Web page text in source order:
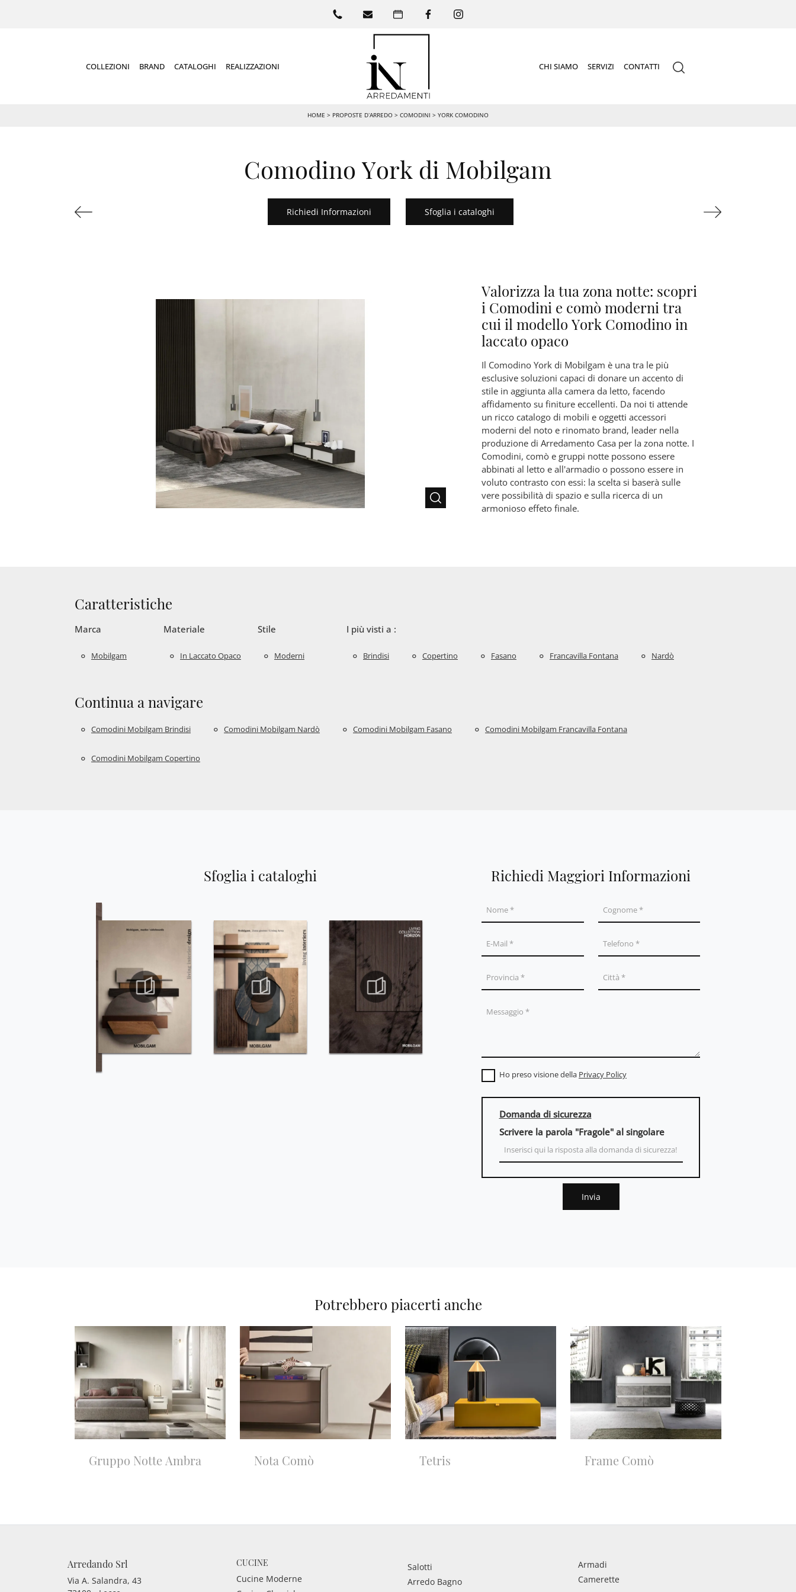
COLLEZIONI BRAND CATALOGHI REALIZZAZIONI CHI SIAMO SERVIZI CONTATTI
HOME > PROPOSTE D’ARREDO > COMODINI > YORK COMODINO
Comodino York di Mobilgam
Richiedi Informazioni Sfoglia i cataloghi
Valorizza la tua zona notte: scopri
i Comodini e comò moderni tra
cui il modello York Comodino in
laccato opaco
Il Comodino York di Mobilgam è una tra le più
esclusive soluzioni capaci di donare un accento di
stile in aggiunta alla camera da letto, facendo
affidamento su finiture eccellenti. Da noi ti attende
un ricco catalogo di mobili e oggetti accessori
moderni del noto e rinomato brand, leader nella
produzione di Arredamento Casa per la zona notte. I
Comodini, comò e gruppi notte possono essere
abbinati al letto e all'armadio o possono essere in
voluto contrasto con essi: la scelta si baserà sulle
vere possibilità di spazio e sulla ricerca di un
armonioso effeto finale.
Caratteristiche
Marca
Mobilgam
Materiale
In Laccato Opaco
Stile
Moderni
I più visti a :
Brindisi Copertino Fasano Francavilla Fontana Nardò
Continua a navigare
Comodini Mobilgam Brindisi Comodini Mobilgam Nardò Comodini Mobilgam Fasano Comodini Mobilgam Francavilla Fontana
Comodini Mobilgam Copertino
Sfoglia i cataloghi Richiedi Maggiori Informazioni
Ho preso visione della Privacy Policy
Domanda di sicurezza
Scrivere la parola "Fragole" al singolare
Invia
Potrebbero piacerti anche
Gruppo Notte Ambra Nota Comò Tetris Frame Comò
Arredando Srl
Via A. Salandra, 43
CUCINE
Cucine Moderne
Salotti
Arredo Bagno
Armadi
Camerette